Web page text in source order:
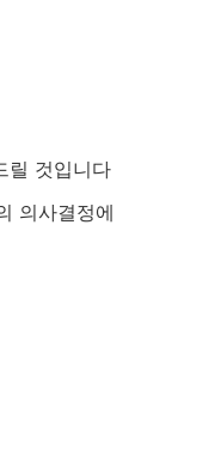
릴 것입니다
의사결정에